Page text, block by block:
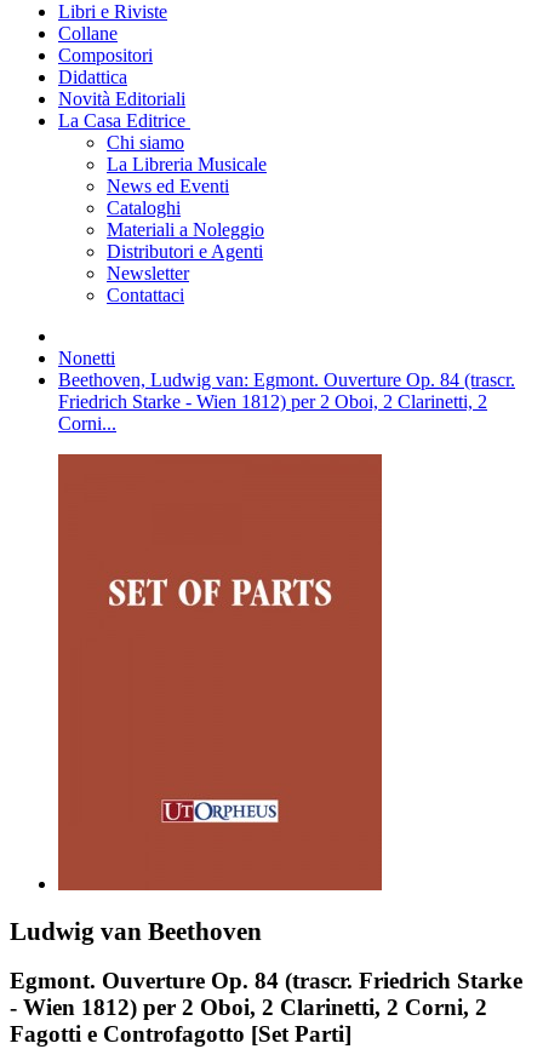
Libri e Riviste
Collane
Compositori
Didattica
Novità Editoriali
La Casa Editrice
Chi siamo
La Libreria Musicale
News ed Eventi
Cataloghi
Materiali a Noleggio
Distributori e Agenti
Newsletter
Contattaci
Nonetti
Beethoven, Ludwig van: Egmont. Ouverture Op. 84 (trascr.
Friedrich Starke - Wien 1812) per 2 Oboi, 2 Clarinetti, 2
Corni...
Ludwig van Beethoven
Egmont. Ouverture Op. 84 (trascr. Friedrich Starke
- Wien 1812) per 2 Oboi, 2 Clarinetti, 2 Corni, 2
Fagotti e Controfagotto [Set Parti]